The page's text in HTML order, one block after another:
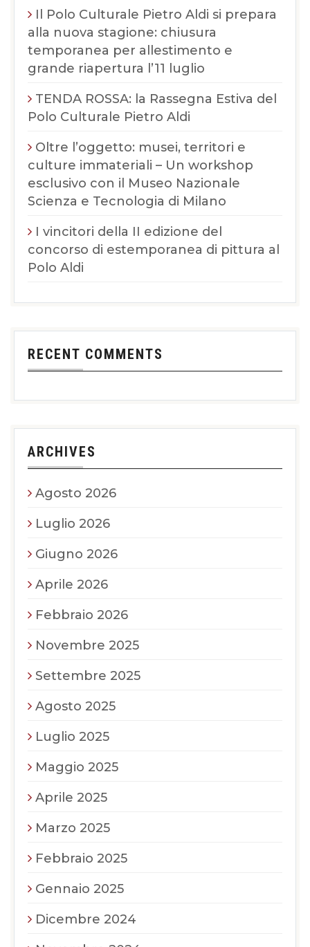
Il Polo Culturale Pietro Aldi si prepara
alla nuova stagione: chiusura
temporanea per allestimento e
grande riapertura l’11 luglio
TENDA ROSSA: la Rassegna Estiva del
Polo Culturale Pietro Aldi
Oltre l’oggetto: musei, territori e
culture immateriali – Un workshop
esclusivo con il Museo Nazionale
Scienza e Tecnologia di Milano
I vincitori della II edizione del
concorso di estemporanea di pittura al
Polo Aldi
RECENT COMMENTS
ARCHIVES
Agosto 2026
Luglio 2026
Giugno 2026
Aprile 2026
Febbraio 2026
Novembre 2025
Settembre 2025
Agosto 2025
Luglio 2025
Maggio 2025
Aprile 2025
Marzo 2025
Febbraio 2025
Gennaio 2025
Dicembre 2024